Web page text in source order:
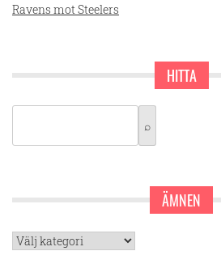
Ravens mot Steelers
HITTA
ÄMNEN
Ämnen